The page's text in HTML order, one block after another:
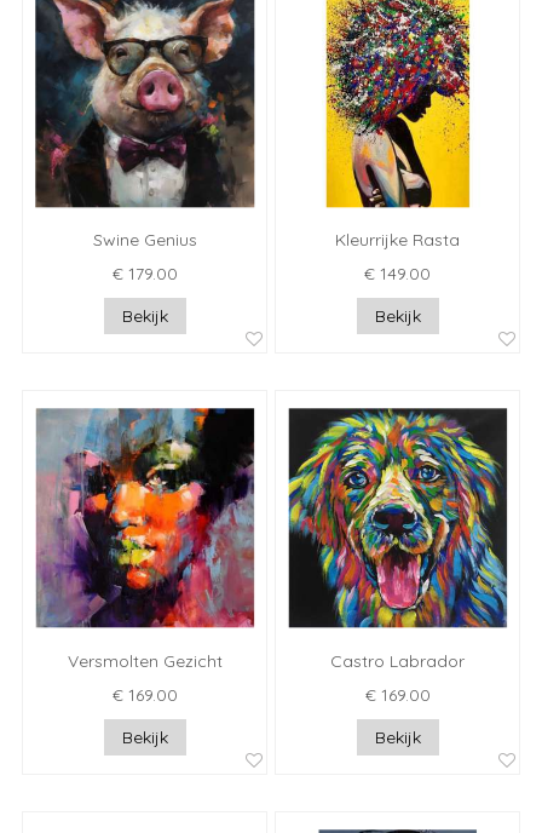
Swine Genius
€ 179.00
Bekijk
Kleurrijke Rasta
€ 149.00
Bekijk
Versmolten Gezicht
€ 169.00
Bekijk
Castro Labrador
€ 169.00
Bekijk